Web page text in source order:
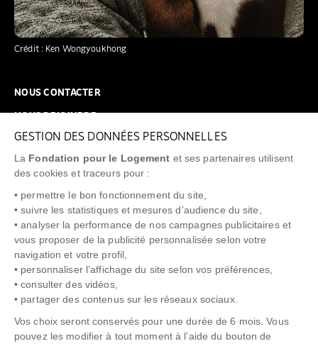
GESTION DES DONNÉES PERSONNELLES
La Fondation pour le Logement et ses partenaires utilisent
des cookies et traceurs pour :
• permettre le bon fonctionnement du site,
• suivre les statistiques et mesures d’audience du site,
• analyser la performance de nos campagnes publicitaires et
vous proposer de la publicité personnalisée selon votre
navigation et votre profil,
• personnaliser l’affichage du site selon vos préférences,
• consulter des vidéos,
• partager des contenus sur les réseaux sociaux.
Vos choix seront conservés pour une durée de 6 mois. Vous
pouvez les modifier à tout moment à l’aide du bouton de
Crédit : Ken Wongyoukhong
NOUS CONTACTER
FAQ
NEWSLETTER
"Allô Prévention Expulsion" 0805 299 049